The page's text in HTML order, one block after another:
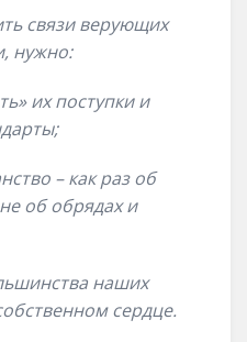
связи верующих
нужно:
их поступки и
– как раз об
об обрядах и
наших
сердце.